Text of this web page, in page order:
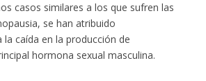
casos similares a los que sufren las
se han atribuido
caída en la producción de
hormona sexual masculina.